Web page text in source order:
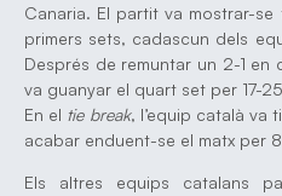
Canaria. El partit va mostrar-
primers sets, cadascun dels
Després de remuntar un 2-1
va guanyar el quart set per 17-
En el tie break, l’equip català va
acabar enduent-se el matx per
Els altres equips catalans